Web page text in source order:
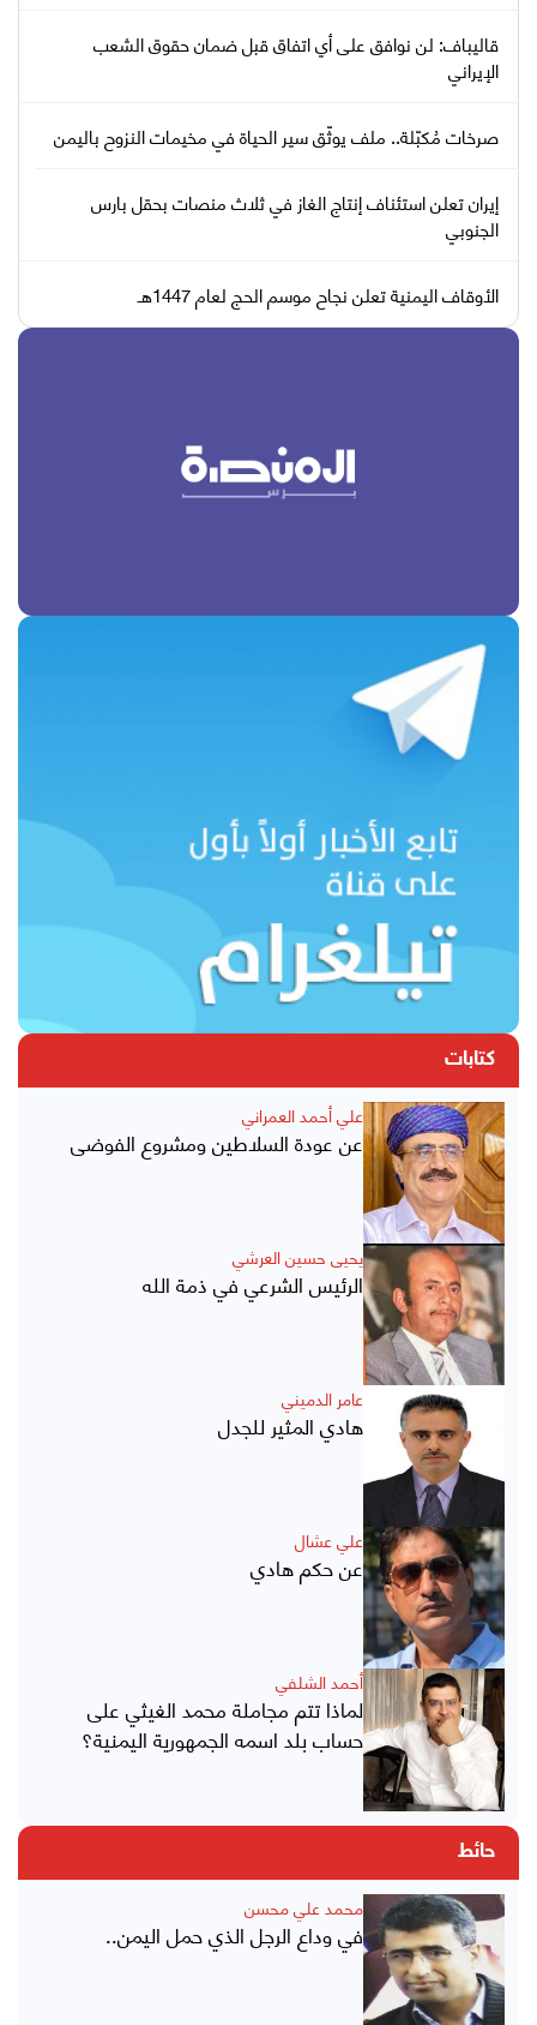
قاليباف: لن نوافق على أي اتفاق قبل ضمان حقوق الشعب
الإيراني
صرخات مُكبّلة.. ملف يوثّق سير الحياة في مخيمات النزوح باليمن
إيران تعلن استئناف إنتاج الغاز في ثلاث منصات بحقل بارس
الجنوبي
الأوقاف اليمنية تعلن نجاح موسم الحج لعام 1447هـ
كتابات
علي أحمد العمراني
عن عودة السلاطين ومشروع الفوضى
يحيى حسين العرشي
الرئيس الشرعي في ذمة الله
عامر الدميني
هادي المثير للجدل
علي عشال
عن حكم هادي
أحمد الشلفي
لماذا تتم مجاملة محمد الغيثي على
حساب بلد اسمه الجمهورية اليمنية؟
حائط
محمد علي محسن
في وداع الرجل الذي حمل اليمن..